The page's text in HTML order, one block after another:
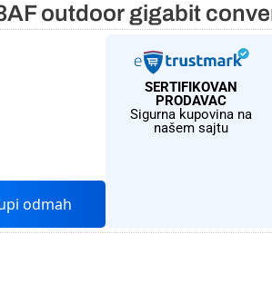
outdoor gigabit
odmah
SERTIFIKOVAN
PRODAVAC
Sigurna kupovina na
našem sajtu